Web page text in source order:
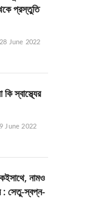
প্রস্তুতি
28 June 2022
কি স্বাস্থ্যের
9 June 2022
নামও
: সেতু-স্বপ্ন-